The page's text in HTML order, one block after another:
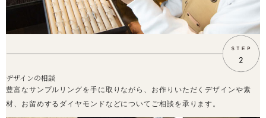
デザインの相談
豊富なサンプルリングを手に取りながら、お作りいただくデザインや素
材、お留めするダイヤモンドなどについてご相談を承ります。